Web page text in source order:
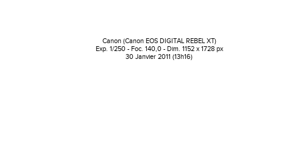
Canon (Canon EOS DIGITAL REBEL XT)
Exp. 1/250 - Foc. 140,0 - Dim. 1152 x 1728 px
30 Janvier 2011 (13h16)